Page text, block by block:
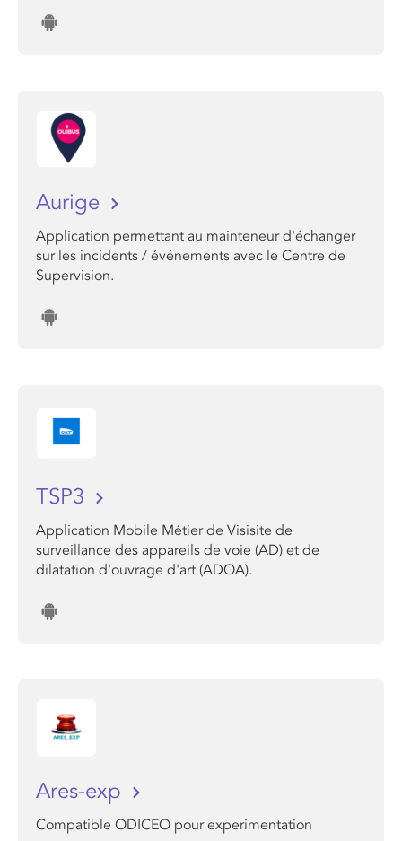
Aurige
Application permettant au mainteneur d'échanger
sur les incidents / événements avec le Centre de
Supervision.
TSP3
Application Mobile Métier de Visisite de
surveillance des appareils de voie (AD) et de
dilatation d'ouvrage d'art (ADOA).
Ares-exp
Compatible ODICEO pour experimentation